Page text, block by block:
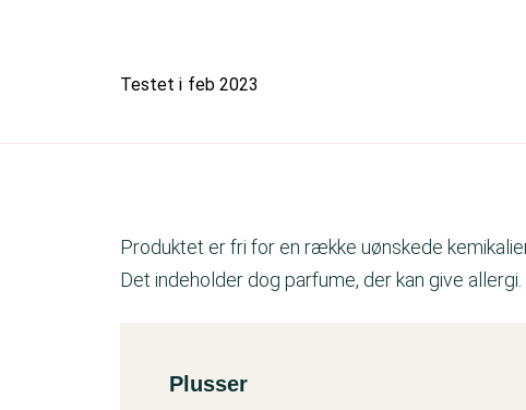
Testet i feb 2023
Produktet er fri for en række uønskede
Det indeholder dog parfume, der kan give allergi.
Kemitest
Plusser